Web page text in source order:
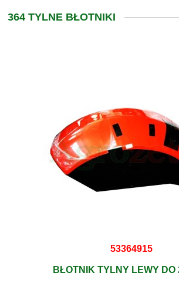
364 TYLNE BŁOTNIKI
53364915
BŁOTNIK TYLNY LEWY DO